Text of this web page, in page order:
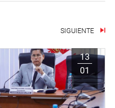
SIGUIENTE
13
01